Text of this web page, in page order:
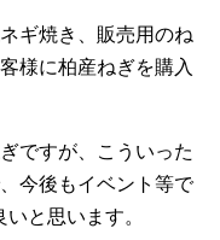
ギ焼き、販売用のね
様に柏産ねぎを購入
ですが、こういった
今後もイベント等で
と思います。